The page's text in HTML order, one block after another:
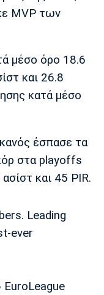
Ατλέτικο
Μαδρίτης
MVP των
μέσο όρο 18.6
και 26.8
κατά μέσο
έσπασε τα
στα playoffs
και 45 PIR.
Leading
ever